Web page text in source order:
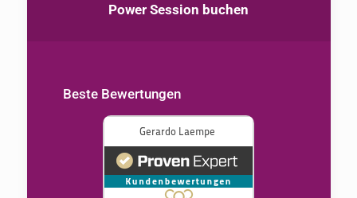
Power Session buchen
Beste Bewertungen